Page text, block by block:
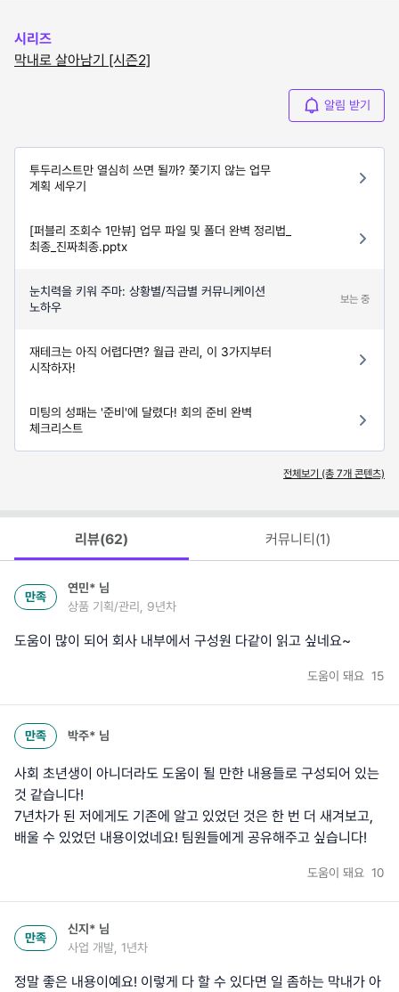
시리즈
막내로 살아남기 [시즌2]
알림 받기
투두리스트만 열심히 쓰면 될까? 쫓기지 않는 업무
계획 세우기
[퍼블리 조회수 1만뷰] 업무 파일 및 폴더 완벽 정리법_
최종_진짜최종.pptx
눈치력을 키워 주마: 상황별/직급별 커뮤니케이션
노하우
보는 중
재테크는 아직 어렵다면? 월급 관리, 이 3가지부터
시작하자!
미팅의 성패는 '준비'에 달렸다! 회의 준비 완벽
체크리스트
전체보기 (총 7개 콘텐츠)
리뷰(62) 커뮤니티(1)
만족
연민* 님
상품 기획/관리, 9년차
도움이 많이 되어 회사 내부에서 구성원 다같이 읽고 싶네요~
도움이 돼요 15
만족 박주* 님
사회 초년생이 아니더라도 도움이 될 만한 내용들로 구성되어 있는
것 같습니다!
7년차가 된 저에게도 기존에 알고 있었던 것은 한 번 더 새겨보고,
배울 수 있었던 내용이었네요! 팀원들에게 공유해주고 싶습니다!
도움이 돼요 10
만족
신지* 님
사업 개발, 1년차
정말 좋은 내용이예요! 이렇게 다 할 수 있다면 일 좀하는 막내가 아